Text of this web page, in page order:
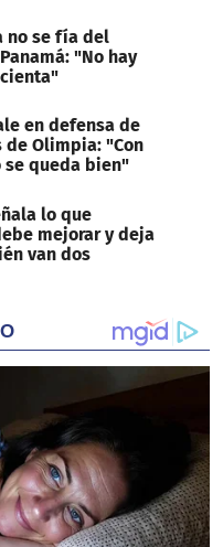
no se fía del
"No hay
en defensa de
de Olimpia: "Con
se queda bien"
lo que
mejorar y deja
van dos